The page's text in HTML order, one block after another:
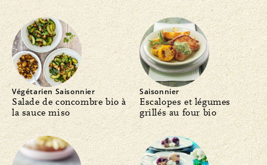
Végétarien Saisonnier
Salade de concombre bio à
la sauce miso
Saisonnier
Escalopes et légumes
grillés au four bio